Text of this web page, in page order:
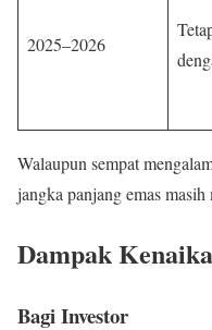
2025–2026
Walaupun sempat
jangka panjang emas
Dampak
Bagi Investor